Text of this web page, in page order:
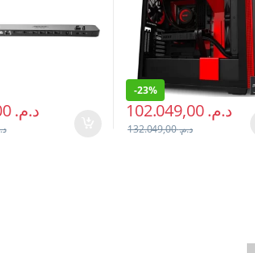
د.م.2.000,00
-23%
د.م.102.049,00
د.م.132.049,00